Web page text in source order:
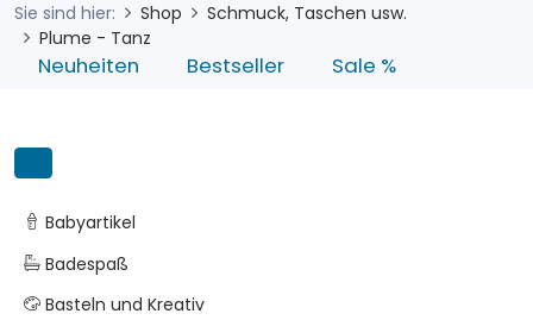
Sie sind hier: Shop
Schmuck, Taschen usw.
Plume - Tanz
Neuheiten Bestseller Sale %
Babyartikel
Badespaß
Basteln und Kreativ